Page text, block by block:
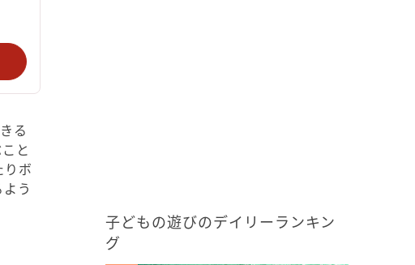
る
と
ボ
う
子どもの遊びのデイリーランキン
グ